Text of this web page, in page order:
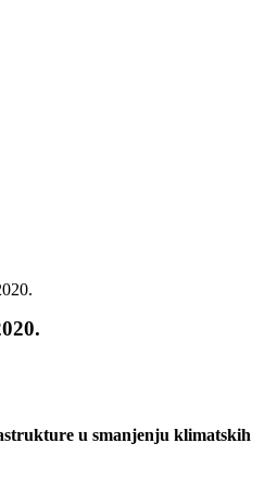
u smanjenju klimatskih